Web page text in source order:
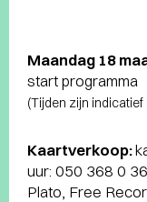
Maandag 18
start programma
(Tijden zijn
Kaartverkoop:
uur: 050 368 0
Plato, Free